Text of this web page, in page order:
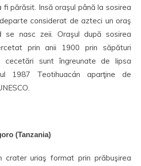
părăsit. Insă oraşul până la sosirea
considerat de azteci un oraş
se nasc zeii. Oraşul după sosirea
prin anii 1900 prin săpături
cecetări sunt îngreunate de lipsa
1987 Teotihuacán aparţine de
(Tanzania)
crater uriaş format prin prăbuşirea